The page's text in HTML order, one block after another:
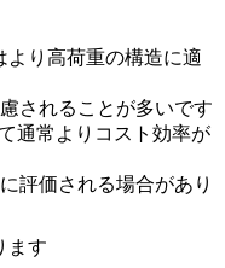
より高荷重の構造に適
されることが多いです
通常よりコスト効率が
評価される場合があり
ます